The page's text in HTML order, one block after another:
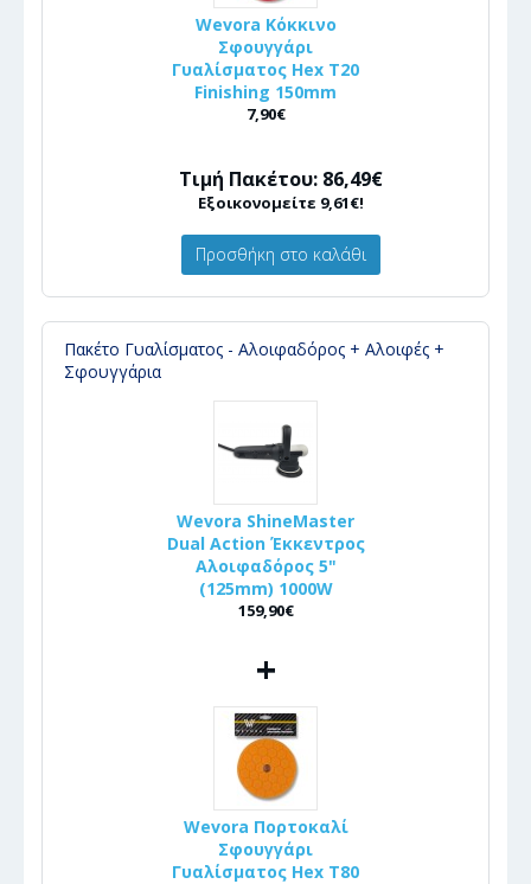
Wevora Κόκκινο
Σφουγγάρι
Γυαλίσματος Hex T20
Finishing 150mm
7,90€
Τιμή Πακέτου: 86,49€
Εξοικονομείτε 9,61€!
Προσθήκη στο καλάθι
Πακέτο Γυαλίσματος - Αλοιφαδόρος + Αλοιφές +
Σφουγγάρια
Wevora ShineMaster
Dual Action Έκκεντρος
Αλοιφαδόρος 5"
(125mm) 1000W
159,90€
+
Wevora Πορτοκαλί
Σφουγγάρι
Γυαλίσματος Hex T80